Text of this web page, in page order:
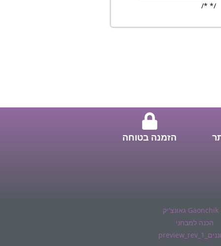
/* */
הזמנה בטוחה